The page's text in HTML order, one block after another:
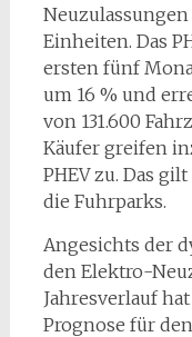
Neuzulassungen
Einheiten. Das
ersten fünf
um 16 % und
von 131.600
Käufer greifen
PHEV zu. Das
die Fuhrparks.
Angesichts der
den Elektro-
Jahresverlauf
Prognose für